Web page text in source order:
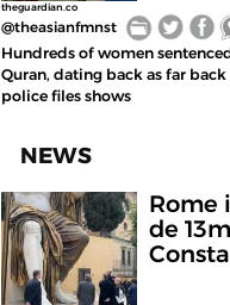
theguardian.co
@theasianfmnst
Hundreds of women
Quran, dating back as far back
police files shows
NEWS
Rome
de